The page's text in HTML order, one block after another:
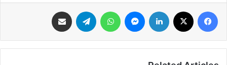
فيسبوك لينكدإن ماسنجر واتساب تيلقرام